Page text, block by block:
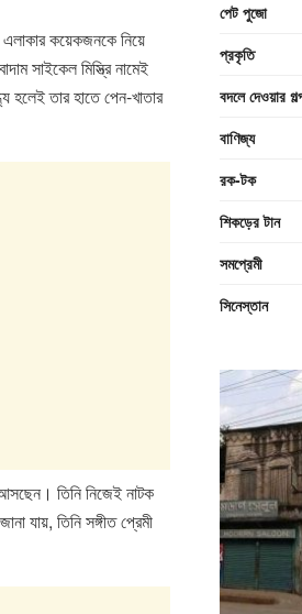
এলাকার কয়েকজনকে নিয়ে
সাইকেল মিস্ত্রি নামেই
হলেই তার হাতে পেন-খাতার
আসছেন। তিনি নিজেই নাটক
যায়, তিনি সঙ্গীত প্রেমী
পেট পুজো
প্রকৃতি
বদলে দেওয়ার
বাণিজ্য
রক-টক
শিকড়ের টান
সমপ্রেমী
সিনেস্তান